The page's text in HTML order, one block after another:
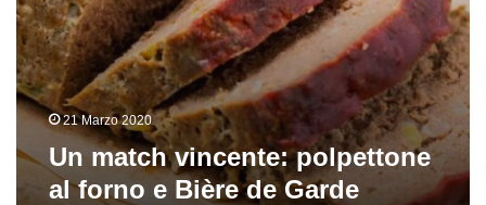
21 Marzo 2020
Un match vincente: polpettone
al forno e Bière de Garde